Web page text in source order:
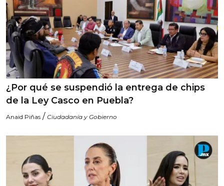
¿Por qué se suspendió la entrega de chips
de la Ley Casco en Puebla?
Anaid Piñas / Ciudadanía y Gobierno